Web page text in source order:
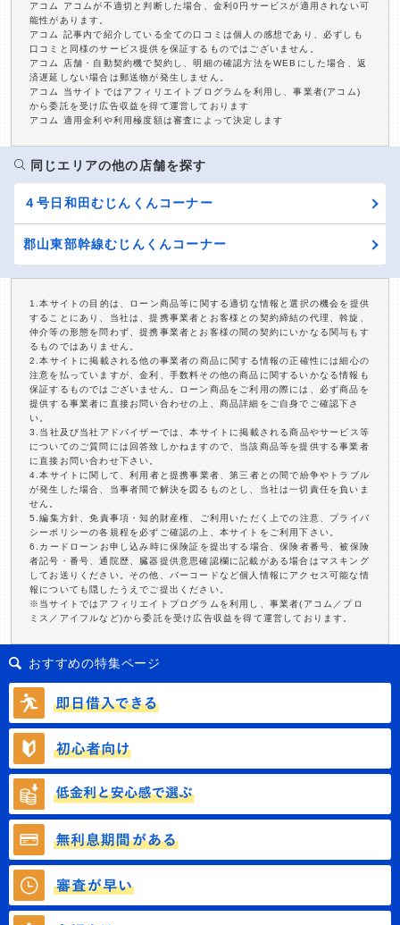
アコム アコムが不適切と判断した場合、金利0円サービスが適用されない可
能性があります。
アコム 記事内で紹介している全ての口コミは個人の感想であり、必ずしも
口コミと同様のサービス提供を保証するものではございません。
アコム 店舗・自動契約機で契約し、明細の確認方法をWEBにした場合、返
済遅延しない場合は郵送物が発生しません。
アコム 当サイトではアフィリエイトプログラムを利用し、事業者(アコム)
から委託を受け広告収益を得て運営しております
アコム 適用金利や利用極度額は審査によって決定します
同じエリアの他の店舗を探す
４号日和田むじんくんコーナー
郡山東部幹線むじんくんコーナー
1.本サイトの目的は、ローン商品等に関する適切な情報と選択の機会を提供
することにあり、当社は、提携事業者とお客様との契約締結の代理、斡旋、
仲介等の形態を問わず、提携事業者とお客様の間の契約にいかなる関与もす
るものではありません。
2.本サイトに掲載される他の事業者の商品に関する情報の正確性には細心の
注意を払っていますが、金利、手数料その他の商品に関するいかなる情報も
保証するものではございません。ローン商品をご利用の際には、必ず商品を
提供する事業者に直接お問い合わせの上、商品詳細をご自身でご確認下さ
い。
3.当社及び当社アドバイザーでは、本サイトに掲載される商品やサービス等
についてのご質問には回答致しかねますので、当該商品等を提供する事業者
に直接お問い合わせ下さい。
4.本サイトに関して、利用者と提携事業者、第三者との間で紛争やトラブル
が発生した場合、当事者間で解決を図るものとし、当社は一切責任を負いま
せん。
5.編集方針、免責事項・知的財産権、ご利用いただく上での注意、プライバ
シーポリシーの各規程を必ずご確認の上、本サイトをご利用下さい。
6.カードローンお申し込み時に保険証を提出する場合、保険者番号、被保険
者記号・番号、通院歴、臓器提供意思確認欄に記載がある場合はマスキング
してお送りください。その他、バーコードなど個人情報にアクセス可能な情
報についても隠したうえでご提出ください。
※当サイトではアフィリエイトプログラムを利用し、事業者(アコム／プロ
ミス／アイフルなど)から委託を受け広告収益を得て運営しております。
おすすめの特集ページ